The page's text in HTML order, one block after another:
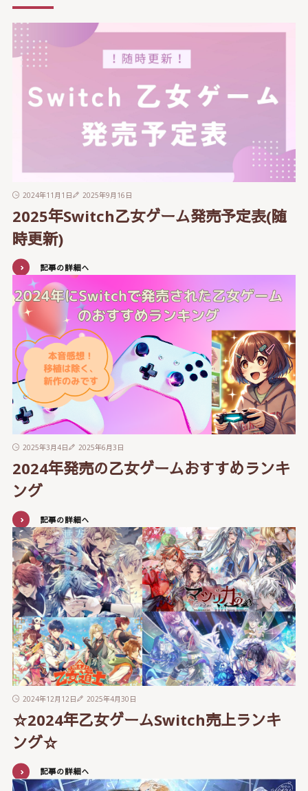
2024年11月1日 2025年9月16日
2025年Switch乙女ゲーム発売予定表(随
時更新)
記事の詳細へ
2025年3月4日 2025年6月3日
2024年発売の乙女ゲームおすすめランキ
ング
記事の詳細へ
2024年12月12日 2025年4月30日
☆2024年乙女ゲームSwitch売上ランキ
ング☆
記事の詳細へ